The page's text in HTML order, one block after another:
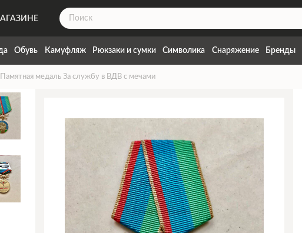
НАМ
РАЗМЕРОВ
ОПЛАТЫ
Обувь Камуфляж Рюкзаки и сумки Символика Снаряжение Бренды
Памятная медаль За службу в ВДВ с мечами